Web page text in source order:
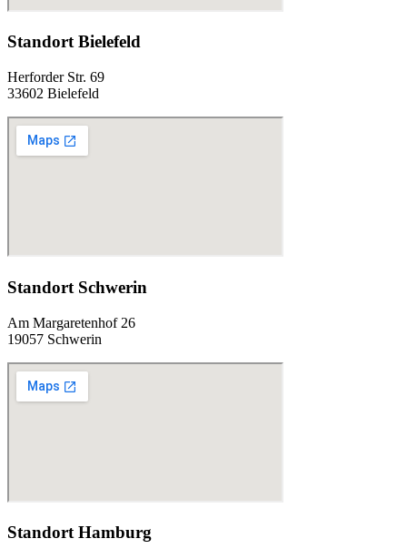
Standort Bielefeld
Herforder Str. 69
33602 Bielefeld
Standort Schwerin
Am Margaretenhof 26
19057 Schwerin
Standort Hamburg